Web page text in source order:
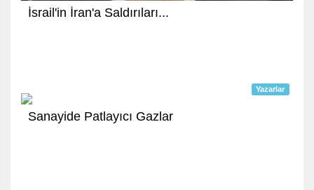
İsrail'in İran'a Saldırıları...
Yazarlar
Sanayide Patlayıcı Gazlar